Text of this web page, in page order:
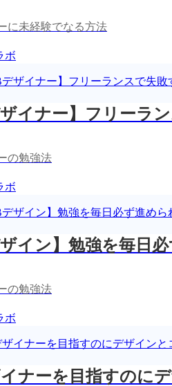
に未経験でなる方法
ボ
ザイナー】フリーラ
の勉強法
ボ
ザイン】勉強を毎日
の勉強法
ボ
ナーを目指すのに